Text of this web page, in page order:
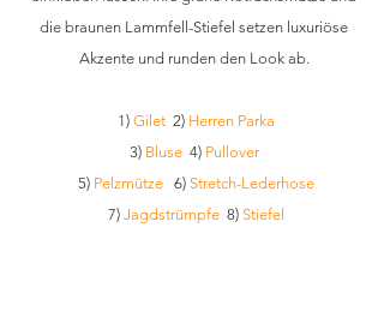
die braunen Lammfell-Stiefel setzen luxuriöse
Akzente und runden den Look ab.
1) Gilet
  2)
Herren Parka
3) Bluse
  4)
Pullover
5) Pelzmütze 6) Stretch-Lederhose
7) Jagdstrümpfe
  8)
Stiefel